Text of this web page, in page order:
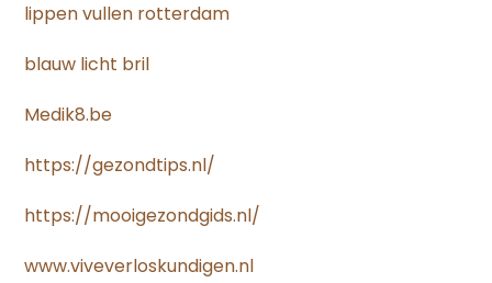
lippen vullen rotterdam
blauw licht bril
Medik8.be
https://gezondtips.nl/
https://mooigezondgids.nl/
www.viveverloskundigen.nl